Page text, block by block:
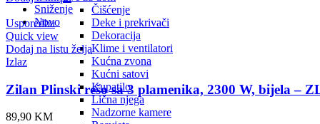
Čišćenje
Deke i prekrivači
Dekoracija
Klime i ventilatori
Kućna zvona
Kućni satovi
Kupatilo
Lična njega
Nadzorne kamere
Sniženje
Novo
Usporedba
Quick view
Dodaj na listu želja
Izlaz
Zilan Plinski rešo sa 3 plamenika, 2300 W, bijela –
89,90 KM